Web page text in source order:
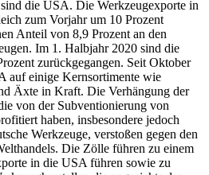
die USA. Die Werkzeugexporte in
zum Vorjahr um 10 Prozent
Anteil von 8,9 Prozent an den
Im 1. Halbjahr 2020 sind die
zurückgegangen. Seit Oktober
auf einige Kernsortimente wie
Äxte in Kraft. Die Verhängung der
von der Subventionierung von
haben, insbesondere jedoch
Werkzeuge, verstoßen gegen den
Die Zölle führen zu einem
in die USA führen sowie zu